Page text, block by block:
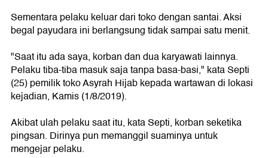
Sementara pelaku keluar dari toko dengan santai. Aksi
begal payudara ini berlangsung tidak sampai satu menit.
"Saat itu ada saya, korban dan dua karyawati lainnya.
Pelaku tiba-tiba masuk saja tanpa basa-basi," kata Septi
(25) pemilik toko Asyrah Hijab kepada wartawan di lokasi
kejadian, Kamis (1/8/2019).
Akibat ulah pelaku saat itu, kata Septi, korban seketika
pingsan. Dirinya pun memanggil suaminya untuk
mengejar pelaku.